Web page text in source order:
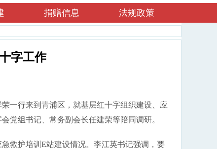
捐赠信息 法规政策
字工作
一行来到青浦区，就基层红十字组织建设、应
党组书记、常务副会长任建荣等陪同调研。
救护培训E站建设情况。李江英书记强调，要